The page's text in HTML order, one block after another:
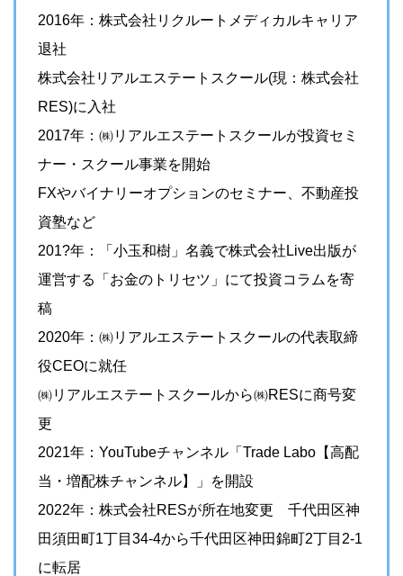
2016年：株式会社リクルートメディカルキャリア
退社
株式会社リアルエステートスクール(現：株式会社
RES)に入社
2017年：㈱リアルエステートスクールが投資セミ
ナー・スクール事業を開始
FXやバイナリーオプションのセミナー、不動産投
資塾など
201?年：「小玉和樹」名義で株式会社Live出版が
運営する「お金のトリセツ」にて投資コラムを寄
稿
2020年：㈱リアルエステートスクールの代表取締
役CEOに就任
㈱リアルエステートスクールから㈱RESに商号変
更
2021年：YouTubeチャンネル「Trade Labo【高配
当・増配株チャンネル】」を開設
2022年：株式会社RESが所在地変更 千代田区神
田須田町1丁目34-4から千代田区神田錦町2丁目2-1
に転居